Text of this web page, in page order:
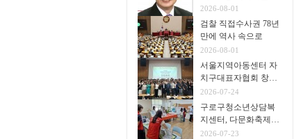
추진 중단을”
2026-08-01
검찰 직접수사권 78년
만에 역사 속으로
2026-08-01
서울지역아동센터 자
치구대표자협회 창립
총회 개최
2026-07-24
구로구청소년상담복
지센터, 다문화축제서
생명존중 아웃리치 운
2026-07-23